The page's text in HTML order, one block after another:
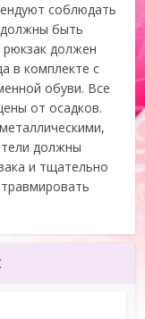
соблюдать
должны быть
рюкзак должен
в комплекте с
обуви. Все
от осадков.
должны
и тщательно